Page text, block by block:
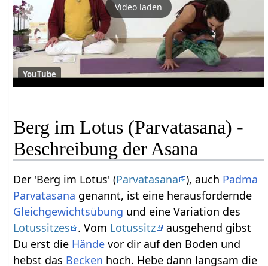
Video laden
YouTube
Berg im Lotus (Parvatasana) -
Beschreibung der Asana
Der 'Berg im Lotus' (Parvatasana ), auch Padma
Parvatasana genannt, ist eine herausfordernde
Gleichgewichtsübung und eine Variation des
Lotussitzes
. Vom Lotussitz
ausgehend gibst
Du erst die Hände vor dir auf den Boden und
hebst das Becken hoch. Hebe dann langsam die